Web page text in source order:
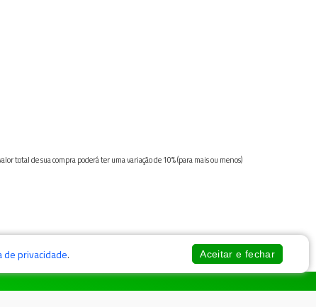
total de sua compra poderá ter uma variação de 10% (para mais ou menos)
de privacidade. Aceitar e fechar